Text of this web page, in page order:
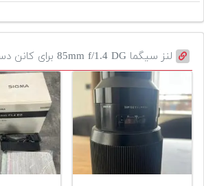
لنز سیگما 85mm f/1.4 DG برای کانن دست دوم